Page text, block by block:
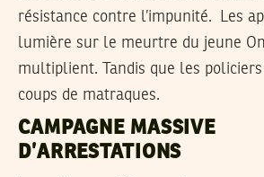
résistance contre l’impunité. Les
lumière sur le meurtre du jeune
multiplient. Tandis que les
coups de matraques.
CAMPAGNE MASSIVE
D’ARRESTATIONS